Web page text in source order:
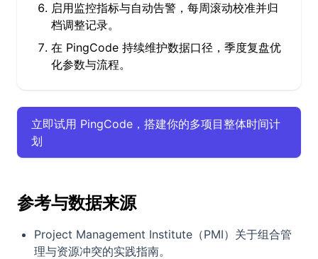
启用监控指标与自动告警，每周滚动校准并归
档调整记录。
在 PingCode 持续维护数据口径，季度复盘优
化参数与流程。
立即试用 PingCode，搭建你的多项目整体时间计
划
参考与数据来源
Project Management Institute（PMI）关于组合管
理与资源冲突的实践指南。